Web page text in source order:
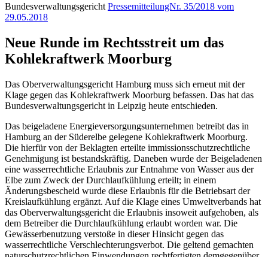
Bundesverwaltungsgericht PressemitteilungNr. 35/2018 vom
29.05.2018
Neue Runde im Rechtsstreit um das
Kohlekraftwerk Moorburg
Das Oberverwaltungsgericht Hamburg muss sich erneut mit der
Klage gegen das Kohlekraftwerk Moorburg befassen. Das hat das
Bundesverwaltungsgericht in Leipzig heute entschieden.
Das beigeladene Energieversorgungsunternehmen betreibt das in
Hamburg an der Süderelbe gelegene Kohlekraftwerk Moorburg.
Die hierfür von der Beklagten erteilte immissionsschutzrechtliche
Genehmigung ist bestandskräftig. Daneben wurde der Beigeladenen
eine wasserrechtliche Erlaubnis zur Entnahme von Wasser aus der
Elbe zum Zweck der Durchlaufkühlung erteilt; in einem
Änderungsbescheid wurde diese Erlaubnis für die Betriebsart der
Kreislaufkühlung ergänzt. Auf die Klage eines Umweltverbands hat
das Oberverwaltungsgericht die Erlaubnis insoweit aufgehoben, als
dem Betreiber die Durchlaufkühlung erlaubt worden war. Die
Gewässerbenutzung verstoße in dieser Hinsicht gegen das
wasserrechtliche Verschlechterungsverbot. Die geltend gemachten